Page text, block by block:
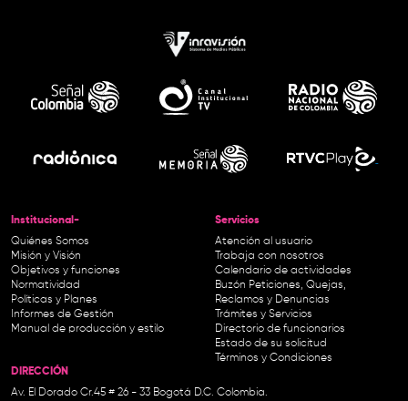
Institucional-
Quiénes Somos
Misión y Visión
Objetivos y funciones
Normatividad
Políticas y Planes
Informes de Gestión
Manual de producción y estilo
Servicios
Atención al usuario
Trabaja con nosotros
Calendario de actividades
Buzón Peticiones, Quejas,
Reclamos y Denuncias
Trámites y Servicios
Directorio de funcionarios
Estado de su solicitud
Términos y Condiciones
DIRECCIÓN
Av. El Dorado Cr.45 # 26 - 33 Bogotá D.C. Colombia.